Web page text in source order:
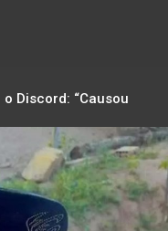
Discord: “Causou